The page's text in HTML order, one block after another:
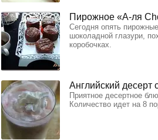
Пирожное «А-ля
Сегодня опять
шоколадной глазури,
коробочках.
Английский десерт
Приятное десертное
Количество идет на 8